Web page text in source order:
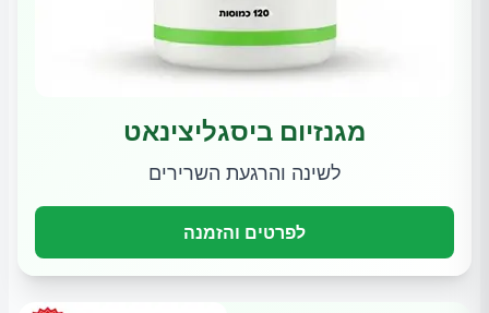
מגנזיום ביסגליצינאט
לשינה והרגעת השרירים
לפרטים והזמנה